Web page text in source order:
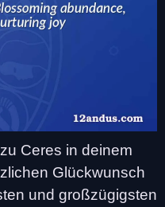
Ceres in deinem
Glückwunsch
und großzügigsten